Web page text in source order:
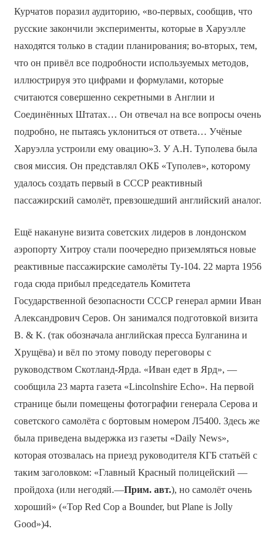
Курчатов поразил аудиторию, «во-первых, сообщив, что
русские закончили эксперименты, которые в Харуэлле
находятся только в стадии планирования; во-вторых, тем,
что он привёл все подробности используемых методов,
иллюстрируя это цифрами и формулами, которые
считаются совершенно секретными в Англии и
Соединённых Штатах… Он отвечал на все вопросы очень
подробно, не пытаясь уклониться от ответа… Учёные
Харуэлла устроили ему овацию»3. У А.Н. Туполева была
своя миссия. Он представлял ОКБ «Туполев», которому
удалось создать первый в СССР реактивный
пассажирский самолёт, превзошедший английский аналог.
Ещё накануне визита советских лидеров в лондонском
аэропорту Хитроу стали поочередно приземляться новые
реактивные пассажирские самолёты Ту-104. 22 марта 1956
года сюда прибыл председатель Комитета
Государственной безопасности СССР генерал армии Иван
Александрович Серов. Он занимался подготовкой визита
B. & K. (так обозначала английская пресса Булганина и
Хрущёва) и вёл по этому поводу переговоры с
руководством Скотланд-Ярда. «Иван едет в Ярд», —
сообщила 23 марта газета «Lincolnshire Echo». На первой
странице были помещены фотографии генерала Серова и
советского самолёта с бортовым номером Л5400. Здесь же
была приведена выдержка из газеты «Daily News»,
которая отозвалась на приезд руководителя КГБ статьёй с
таким заголовком: «Главный Красный полицейский —
пройдоха (или негодяй.—Прим. авт.), но самолёт очень
хороший» («Top Red Cop a Bounder, but Plane is Jolly
Good»)4.